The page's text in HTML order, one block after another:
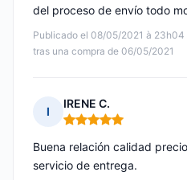
Publicado el 08/05/2021 à 23h04
tras una compra de 06/05/2021
del proceso de envío todo
I
IRENE C.
Nota: 5 de 5
Buena relación calidad
servicio de entrega.